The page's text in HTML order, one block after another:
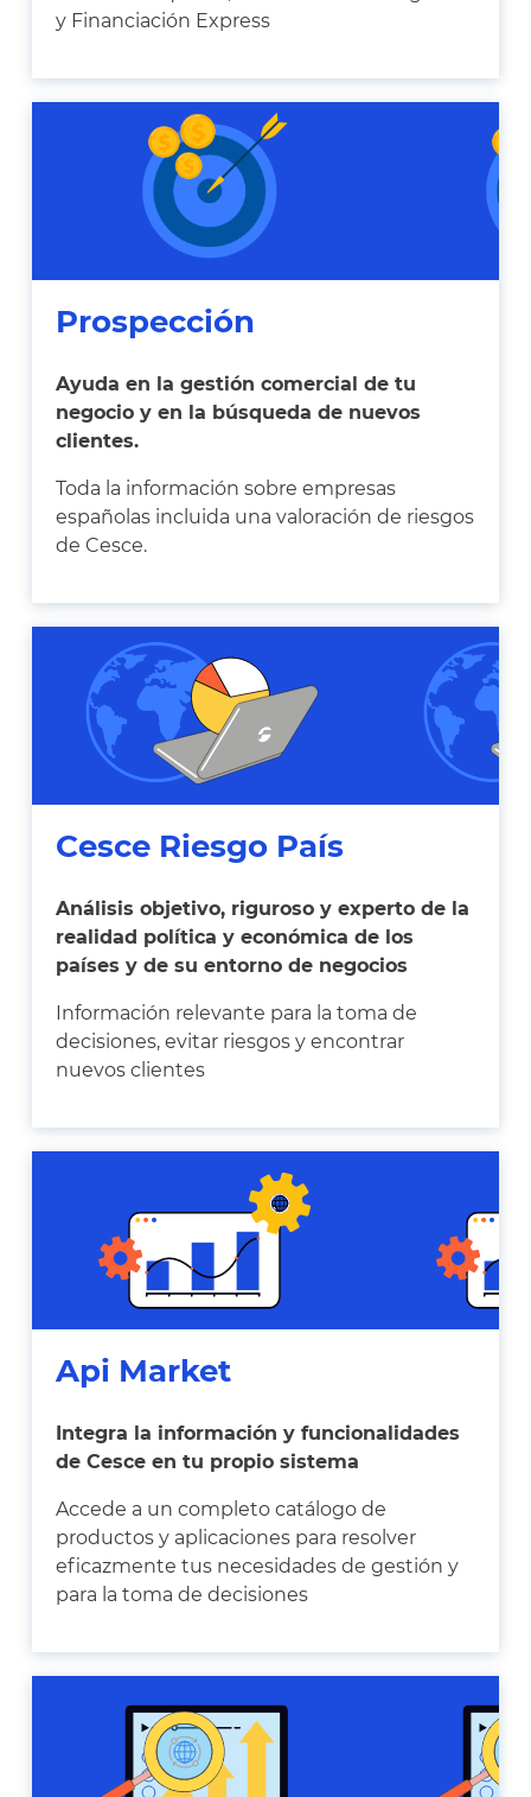
y Financiación Express
Prospección
Ayuda en la gestión comercial de tu
negocio y en la búsqueda de nuevos
clientes.
Toda la información sobre empresas
españolas incluida una valoración de riesgos
de Cesce.
Cesce Riesgo País
Análisis objetivo, riguroso y experto de la
realidad política y económica de los
países y de su entorno de negocios
Información relevante para la toma de
decisiones, evitar riesgos y encontrar
nuevos clientes
Api Market
Integra la información y funcionalidades
de Cesce en tu propio sistema
Accede a un completo catálogo de
productos y aplicaciones para resolver
eficazmente tus necesidades de gestión y
para la toma de decisiones